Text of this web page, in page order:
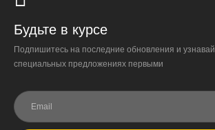
Будьте в курсе
Подпишитесь на последние обновления и
специальных предложениях первыми